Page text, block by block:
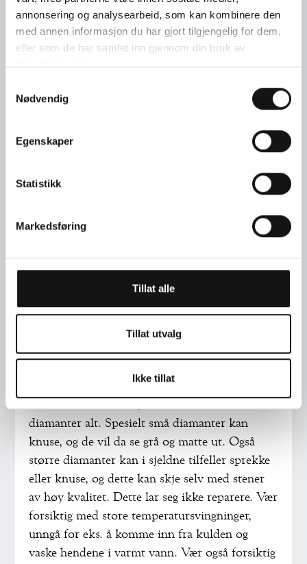
annonsering og analysearbeid, som kan kombinere den
med annen informasjon du har gjort tilgjengelig for dem,
eller som de har samlet inn gjennom din bruk av
tjenestene deres.
Nødvendig
Egenskaper
Statistikk
Markedsføring
Tillat alle
Tillat utvalg
Ikke tillat
OM GULL OG PLATINA
DIAMANTER ER FOR EVIG – ELLER?
Selv om diamant er det desidert hardeste
diamanter alt. Spesielt små diamanter kan
knuse, og de vil da se grå og matte ut. Også
større diamanter kan i sjeldne tilfeller sprekke
eller knuse, og dette kan skje selv med stener
av høy kvalitet. Dette lar seg ikke reparere. Vær
forsiktig med store temperatursvingninger,
unngå for eks. å komme inn fra kulden og
vaske hendene i varmt vann. Vær også forsiktig
FOTO: BENJAMIN ALEKSANDER WARD/DNX